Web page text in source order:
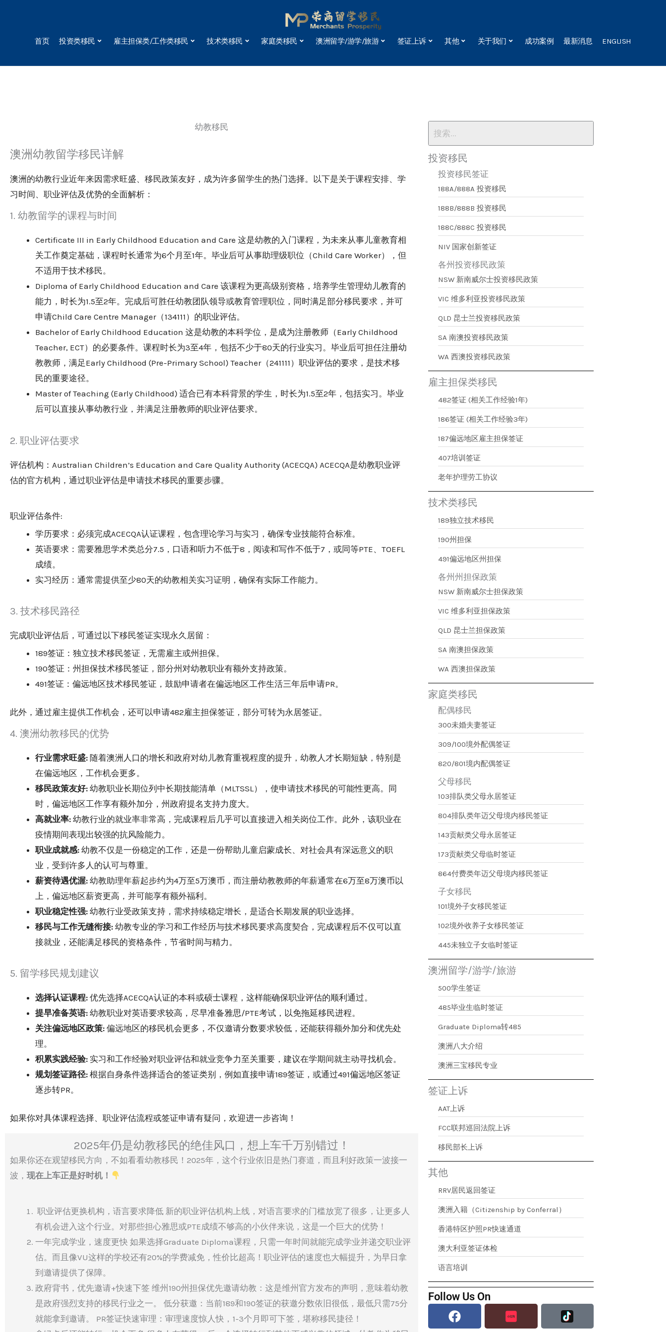
首页 投资类移民 雇主担保类/工作类移民 技术类移民 家庭类移民 澳洲留学/游学/旅游 签证上诉 其他 关于我们 成功案例 最新消息 ENGLISH
幼教移民
澳洲幼教留学移民详解
澳洲的幼教行业近年来因需求旺盛、移民政策友好，成为许多留学生的热门选择。以下是关于课程安排、学
习时间、职业评估及优势的全面解析：
1. 幼教留学的课程与时间
Certificate III in Early Childhood Education and Care 这是幼教的入门课程，为未来从事儿童教育相
关工作奠定基础，课程时长通常为6个月至1年。毕业后可从事助理级职位（Child Care Worker），但
不适用于技术移民。
Diploma of Early Childhood Education and Care 该课程为更高级别资格，培养学生管理幼儿教育的
能力，时长为1.5至2年。完成后可胜任幼教团队领导或教育管理职位，同时满足部分移民要求，并可
申请Child Care Centre Manager（134111）的职业评估。
Bachelor of Early Childhood Education 这是幼教的本科学位，是成为注册教师（Early Childhood
Teacher, ECT）的必要条件。课程时长为3至4年，包括不少于80天的行业实习。毕业后可担任注册幼
教教师，满足Early Childhood (Pre-Primary School) Teacher（241111）职业评估的要求，是技术移
民的重要途径。
Master of Teaching (Early Childhood) 适合已有本科背景的学生，时长为1.5至2年，包括实习。毕业
后可以直接从事幼教行业，并满足注册教师的职业评估要求。
2. 职业评估要求
评估机构：Australian Children’s Education and Care Quality Authority (ACECQA) ACECQA是幼教职业评
估的官方机构，通过职业评估是申请技术移民的重要步骤。
职业评估条件:
学历要求：必须完成ACECQA认证课程，包含理论学习与实习，确保专业技能符合标准。
英语要求：需要雅思学术类总分7.5，口语和听力不低于8，阅读和写作不低于7，或同等PTE、TOEFL
成绩。
实习经历：通常需提供至少80天的幼教相关实习证明，确保有实际工作能力。
3. 技术移民路径
完成职业评估后，可通过以下移民签证实现永久居留：
189签证：独立技术移民签证，无需雇主或州担保。
190签证：州担保技术移民签证，部分州对幼教职业有额外支持政策。
491签证：偏远地区技术移民签证，鼓励申请者在偏远地区工作生活三年后申请PR。
此外，通过雇主提供工作机会，还可以申请482雇主担保签证，部分可转为永居签证。
4. 澳洲幼教移民的优势
行业需求旺盛: 随着澳洲人口的增长和政府对幼儿教育重视程度的提升，幼教人才长期短缺，特别是
在偏远地区，工作机会更多。
移民政策友好: 幼教职业长期位列中长期技能清单（MLTSSL），使申请技术移民的可能性更高。同
时，偏远地区工作享有额外加分，州政府提名支持力度大。
高就业率: 幼教行业的就业率非常高，完成课程后几乎可以直接进入相关岗位工作。此外，该职业在
疫情期间表现出较强的抗风险能力。
职业成就感: 幼教不仅是一份稳定的工作，还是一份帮助儿童启蒙成长、对社会具有深远意义的职
业，受到许多人的认可与尊重。
薪资待遇优渥: 幼教助理年薪起步约为4万至5万澳币，而注册幼教教师的年薪通常在6万至8万澳币以
上，偏远地区薪资更高，并可能享有额外福利。
职业稳定性强: 幼教行业受政策支持，需求持续稳定增长，是适合长期发展的职业选择。
移民与工作无缝衔接: 幼教专业的学习和工作经历与技术移民要求高度契合，完成课程后不仅可以直
接就业，还能满足移民的资格条件，节省时间与精力。
5. 留学移民规划建议
选择认证课程: 优先选择ACECQA认证的本科或硕士课程，这样能确保职业评估的顺利通过。
提早准备英语: 幼教职业对英语要求较高，尽早准备雅思/PTE考试，以免拖延移民进程。
关注偏远地区政策: 偏远地区的移民机会更多，不仅邀请分数要求较低，还能获得额外加分和优先处
理。
积累实践经验: 实习和工作经验对职业评估和就业竞争力至关重要，建议在学期间就主动寻找机会。
规划签证路径: 根据自身条件选择适合的签证类别，例如直接申请189签证，或通过491偏远地区签证
逐步转PR。
如果你对具体课程选择、职业评估流程或签证申请有疑问，欢迎进一步咨询！
2025年仍是幼教移民的绝佳风口，想上车千万别错过！
如果你还在观望移民方向，不如看看幼教移民！2025年，这个行业依旧是热门赛道，而且利好政策一波接一
波， 现在上车正是好时机！
职业评估更换机构，语言要求降低 新的职业评估机构上线，对语言要求的门槛放宽了很多，让更多人
有机会进入这个行业。对那些担心雅思或PTE成绩不够高的小伙伴来说，这是一个巨大的优势！
一年完成学业，速度更快 如果选择Graduate Diploma课程，只需一年时间就能完成学业并递交职业评
估。而且像VU这样的学校还有20%的学费减免，性价比超高！职业评估的速度也大幅提升，为早日拿
到邀请提供了保障。
政府背书，优先邀请+快速下签 维州190州担保优先邀请幼教：这是维州官方发布的声明，意味着幼教
是政府强烈支持的移民行业之一。 低分获邀：当前189和190签证的获邀分数依旧很低，最低只需75分
就能拿到邀请。 PR签证快速审理：审理速度惊人快，1-3个月即可下签，堪称移民捷径！
投资移民
投资移民签证
188A/888A 投资移民
188B/888B 投资移民
188C/888C 投资移民
NIV 国家创新签证
各州投资移民政策
NSW 新南威尔士投资移民政策
VIC 维多利亚投资移民政策
QLD 昆士兰投资移民政策
SA 南澳投资移民政策
WA 西澳投资移民政策
雇主担保类移民
482签证 (相关工作经验1年)
186签证 (相关工作经验3年)
187偏远地区雇主担保签证
407培训签证
老年护理劳工协议
技术类移民
189独立技术移民
190州担保
491偏远地区州担保
各州州担保政策
NSW 新南威尔士担保政策
VIC 维多利亚担保政策
QLD 昆士兰担保政策
SA 南澳担保政策
WA 西澳担保政策
家庭类移民
配偶移民
300未婚夫妻签证
309/100境外配偶签证
820/801境内配偶签证
父母移民
103排队类父母永居签证
804排队类年迈父母境内移民签证
143贡献类父母永居签证
173贡献类父母临时签证
864付费类年迈父母境内移民签证
子女移民
101境外子女移民签证
102境外收养子女移民签证
445未独立子女临时签证
澳洲留学/游学/旅游
500学生签证
485毕业生临时签证
Graduate Diploma转485
澳洲八大介绍
澳洲三宝移民专业
签证上诉
AAT上诉
FCC联邦巡回法院上诉
移民部长上诉
其他
RRV居民返回签证
澳洲入籍（Citizenship by Conferral）
香港特区护照PR快速通道
澳大利亚签证体检
语言培训
Follow Us On
Facebook